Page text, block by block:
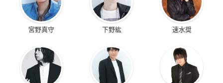
宮野真守 下野紘 速水奨